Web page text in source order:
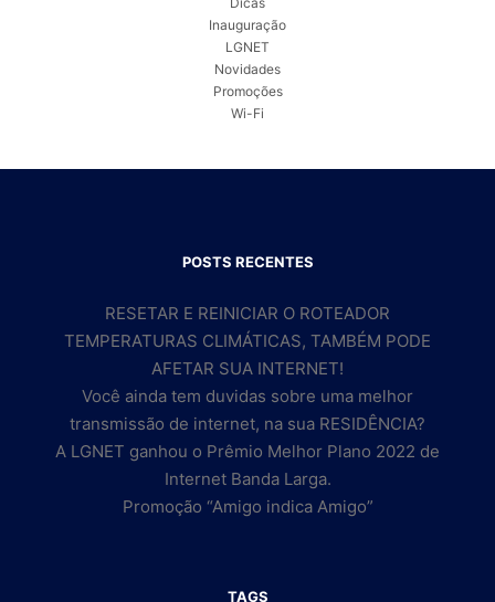
Inauguração
LGNET
Novidades
Promoções
Wi-Fi
POSTS RECENTES
RESETAR E REINICIAR O ROTEADOR
TEMPERATURAS CLIMÁTICAS, TAMBÉM PODE
AFETAR SUA INTERNET!
Você ainda tem duvidas sobre uma melhor
transmissão de internet, na sua RESIDÊNCIA?
A LGNET ganhou o Prêmio Melhor Plano 2022 de
Internet Banda Larga.
Promoção “Amigo indica Amigo”
TAGS